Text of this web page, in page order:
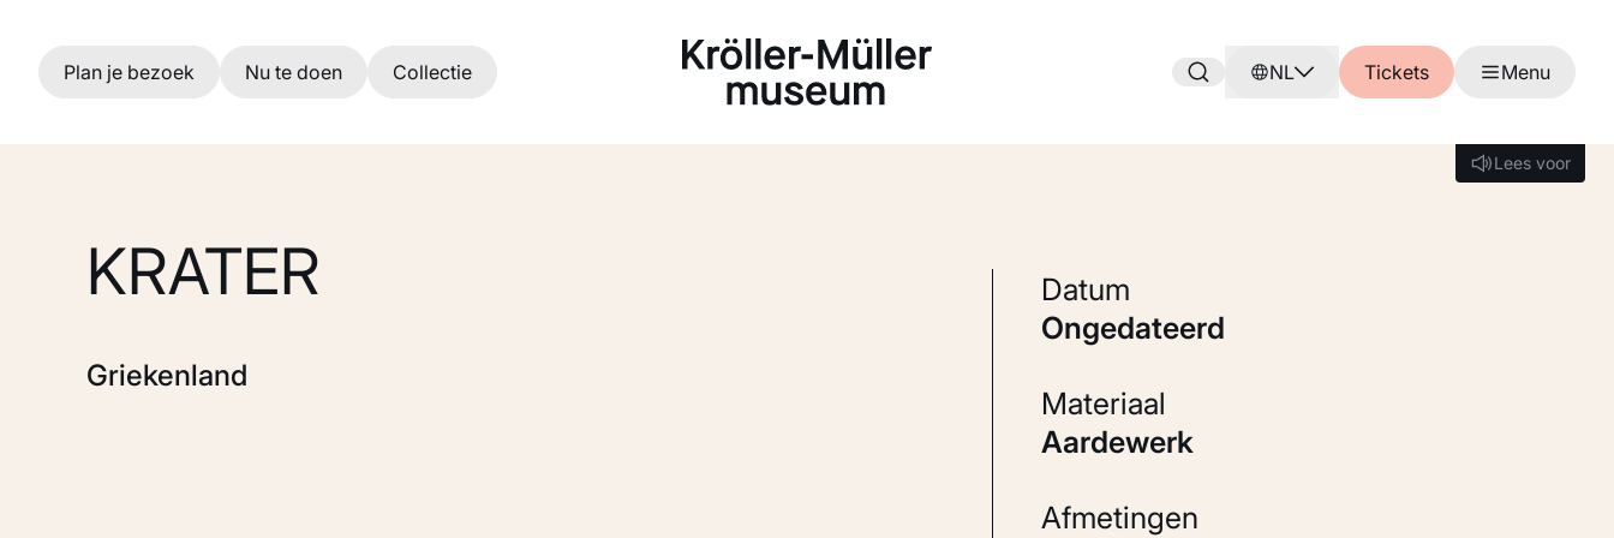
Ga naar hoofdinhoud
Plan je bezoek Nu te doen Collectie NL Tickets Menu
Lees voor
Lees voor
KRATER
Griekenland
Datum
ongedateerd
Materiaal
Aardewerk
Afmetingen